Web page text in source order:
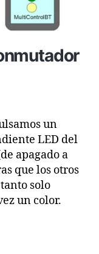
un
LED del
apagado a
que los otros
solo
un color.